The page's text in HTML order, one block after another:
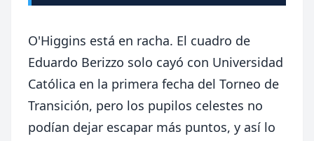
O'Higgins está en racha. El cuadro de
Eduardo Berizzo solo cayó con Universidad
Católica en la primera fecha del Torneo de
Transición, pero los pupilos celestes no
podían dejar escapar más puntos, y así lo